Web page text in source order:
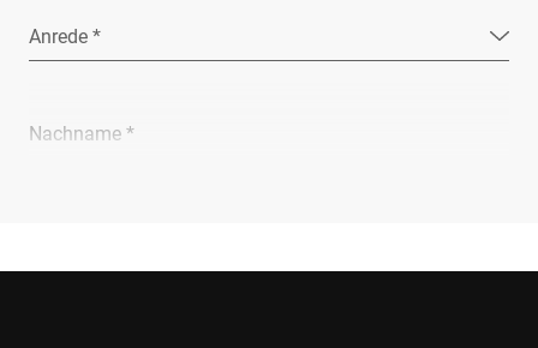
Anrede *
Nachname *